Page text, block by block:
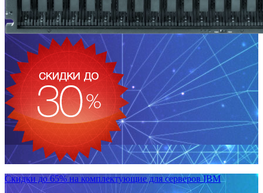
Скидки до 65% на комплектующие для серверов IBM